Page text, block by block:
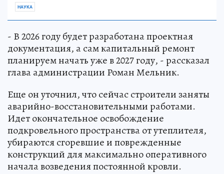
НАУКА
- В 2026 году будет разработана проектная
документация, а сам капитальный ремонт
планируем начать уже в 2027 году, - рассказал
глава администрации Роман Мельник.
Еще он уточнил, что сейчас строители заняты
аварийно-восстановительными работами.
Идет окончательное освобождение
подкровельного пространства от утеплителя,
убираются сгоревшие и поврежденные
конструкций для максимально оперативного
начала возведения постоянной кровли.